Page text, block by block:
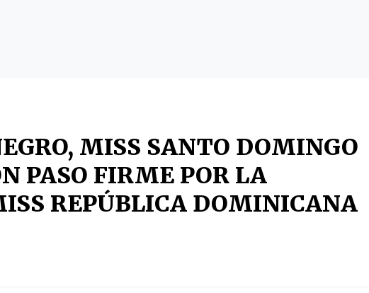
MISS SANTO DOMINGO
PASO FIRME POR LA
REPÚBLICA DOMINICANA